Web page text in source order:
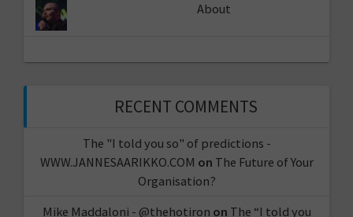
About
RECENT COMMENTS
The "I told you so" of predictions -
WWW.JANNESAARIKKO.COM on The Future of Your
Organisation?
Mike Maddaloni - @thehotiron on The “I told you